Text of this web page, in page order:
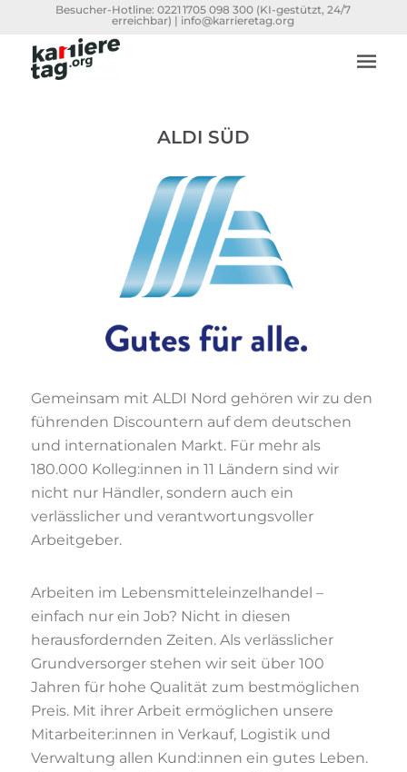
Besucher-Hotline:0221 1705 098 300 (KI-gestützt, 24/7
erreichbar) | info@karrieretag.org
ALDI SÜD
Gemeinsam mit ALDI Nord gehören wir zu den
führenden Discountern auf dem deutschen
und internationalen Markt. Für mehr als
180.000 Kolleg:innen in 11 Ländern sind wir
nicht nur Händler, sondern auch ein
verlässlicher und verantwortungsvoller
Arbeitgeber.
Arbeiten im Lebensmitteleinzelhandel –
einfach nur ein Job? Nicht in diesen
herausfordernden Zeiten. Als verlässlicher
Grundversorger stehen wir seit über 100
Jahren für hohe Qualität zum bestmöglichen
Preis. Mit ihrer Arbeit ermöglichen unsere
Mitarbeiter:innen in Verkauf, Logistik und
Verwaltung allen Kund:innen ein gutes Leben.